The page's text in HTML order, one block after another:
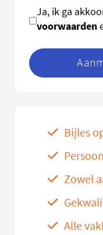
Ja, ik ga
voorwaarden
Bijles
Zowel
Alle